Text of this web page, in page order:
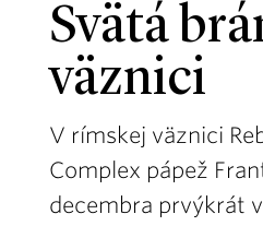
Svätá
väznici
V rímskej väznici
Complex pápež
decembra prvýkrát